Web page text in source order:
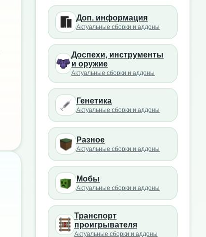
Доп. информация
Актуальные сборки и аддоны
Доспехи, инструменты
и оружие
Актуальные сборки и аддоны
Генетика
Актуальные сборки и аддоны
Разное
Актуальные сборки и аддоны
Мобы
Актуальные сборки и аддоны
Транспорт
проигрывателя
Актуальные сборки и аддоны